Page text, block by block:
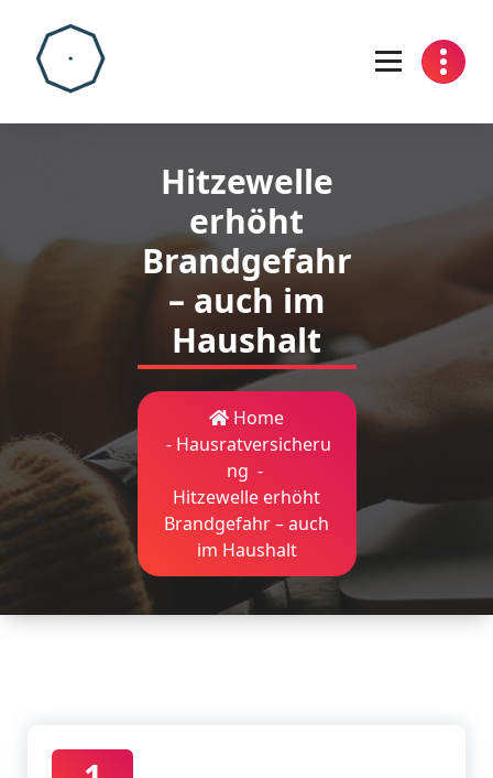
content
Hitzewelle
erhöht
Brandgefahr
– auch im
Haushalt
Home
- Hausratversicheru
ng -
Hitzewelle erhöht
Brandgefahr – auch
im Haushalt